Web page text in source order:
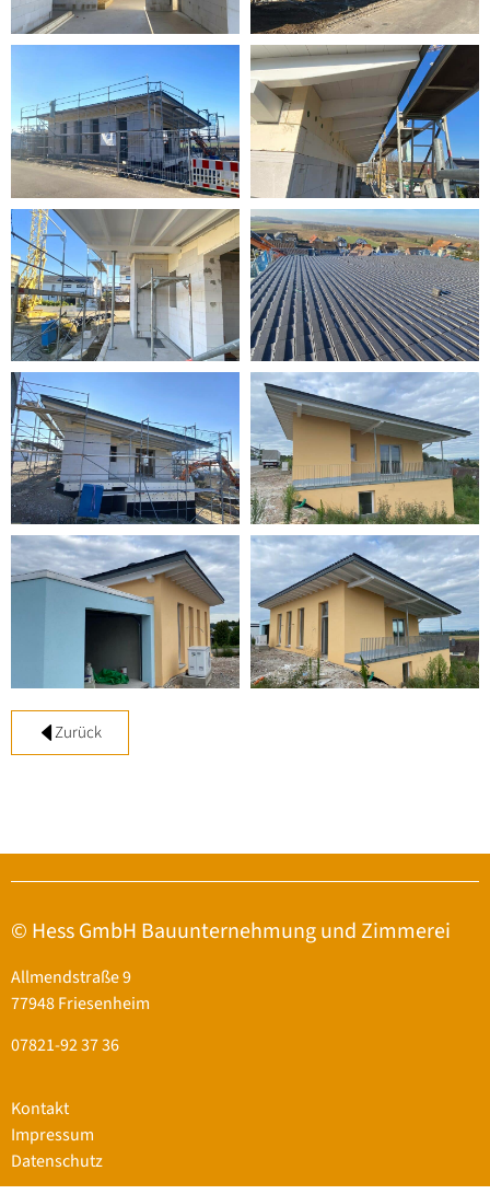
Zurück
© Hess GmbH Bauunternehmung und Zimmerei
Allmendstraße 9
77948 Friesenheim
07821-92 37 36
Kontakt
Impressum
Datenschutz